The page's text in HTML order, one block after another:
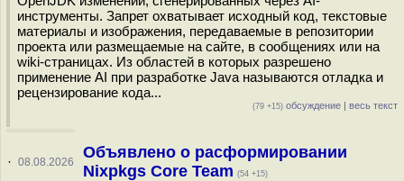
инструменты. Запрет охватывает исходный код, текстовые
материалы и изображения, передаваемые в репозитории
проекта или размещаемые на сайте, в сообщениях или на
wiki-страницах. Из областей в которых разрешено
применение AI при разработке Java называются отладка и
рецензирование кода...
(79 +15) обсуждение | весь текст
· 08.08.2026
Объявлено о расформировании
Nixpkgs Core Team (54 +15)